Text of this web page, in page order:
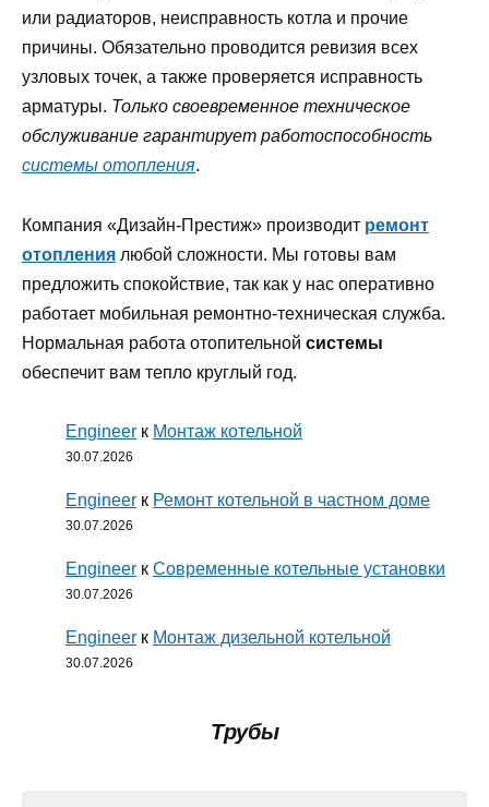
или радиаторов, неисправность котла и прочие
причины. Обязательно проводится ревизия всех
узловых точек, а также проверяется исправность
арматуры. Только своевременное техническое
обслуживание гарантирует работоспособность
системы отопления.
Компания «Дизайн-Престиж» производит ремонт
отопления любой сложности. Мы готовы вам
предложить спокойствие, так как у нас оперативно
работает мобильная ремонтно-техническая служба.
Нормальная работа отопительной системы
обеспечит вам тепло круглый год.
Engineer к Монтаж котельной
30.07.2026
Engineer к Ремонт котельной в частном доме
30.07.2026
Engineer к Современные котельные установки
30.07.2026
Engineer к Монтаж дизельной котельной
30.07.2026
Трубы